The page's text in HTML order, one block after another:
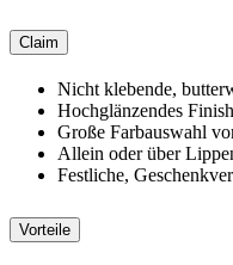
Claim
Nicht klebende,
Hochglänzendes
Große Farbauswahl
Allein oder über
Festliche,
Vorteile